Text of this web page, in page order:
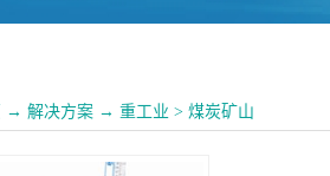
→ 解决方案 → 重工业 > 煤炭矿山